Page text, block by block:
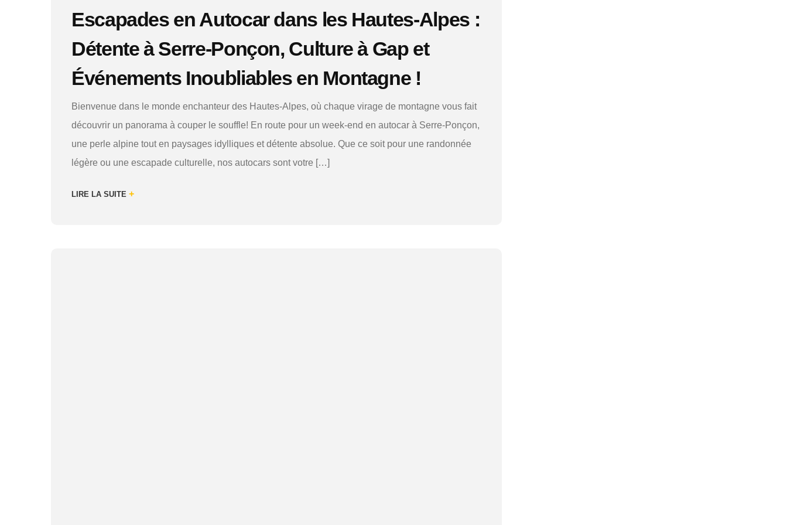
Escapades en Autocar dans les Hautes-Alpes :
Détente à Serre-Ponçon, Culture à Gap et
Événements Inoubliables en Montagne !
Bienvenue dans le monde enchanteur des Hautes-Alpes, où chaque virage de montagne vous fait
découvrir un panorama à couper le souffle! En route pour un week-end en autocar à Serre-Ponçon,
une perle alpine tout en paysages idylliques et détente absolue. Que ce soit pour une randonnée
légère ou une escapade culturelle, nos autocars sont votre […]
LIRE LA SUITE +